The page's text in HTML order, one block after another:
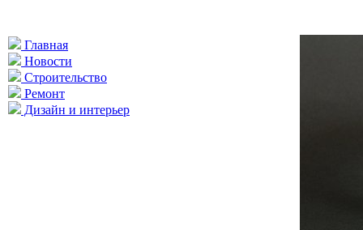
Главная
Новости
Строительство
Ремонт
Дизайн и интерьер